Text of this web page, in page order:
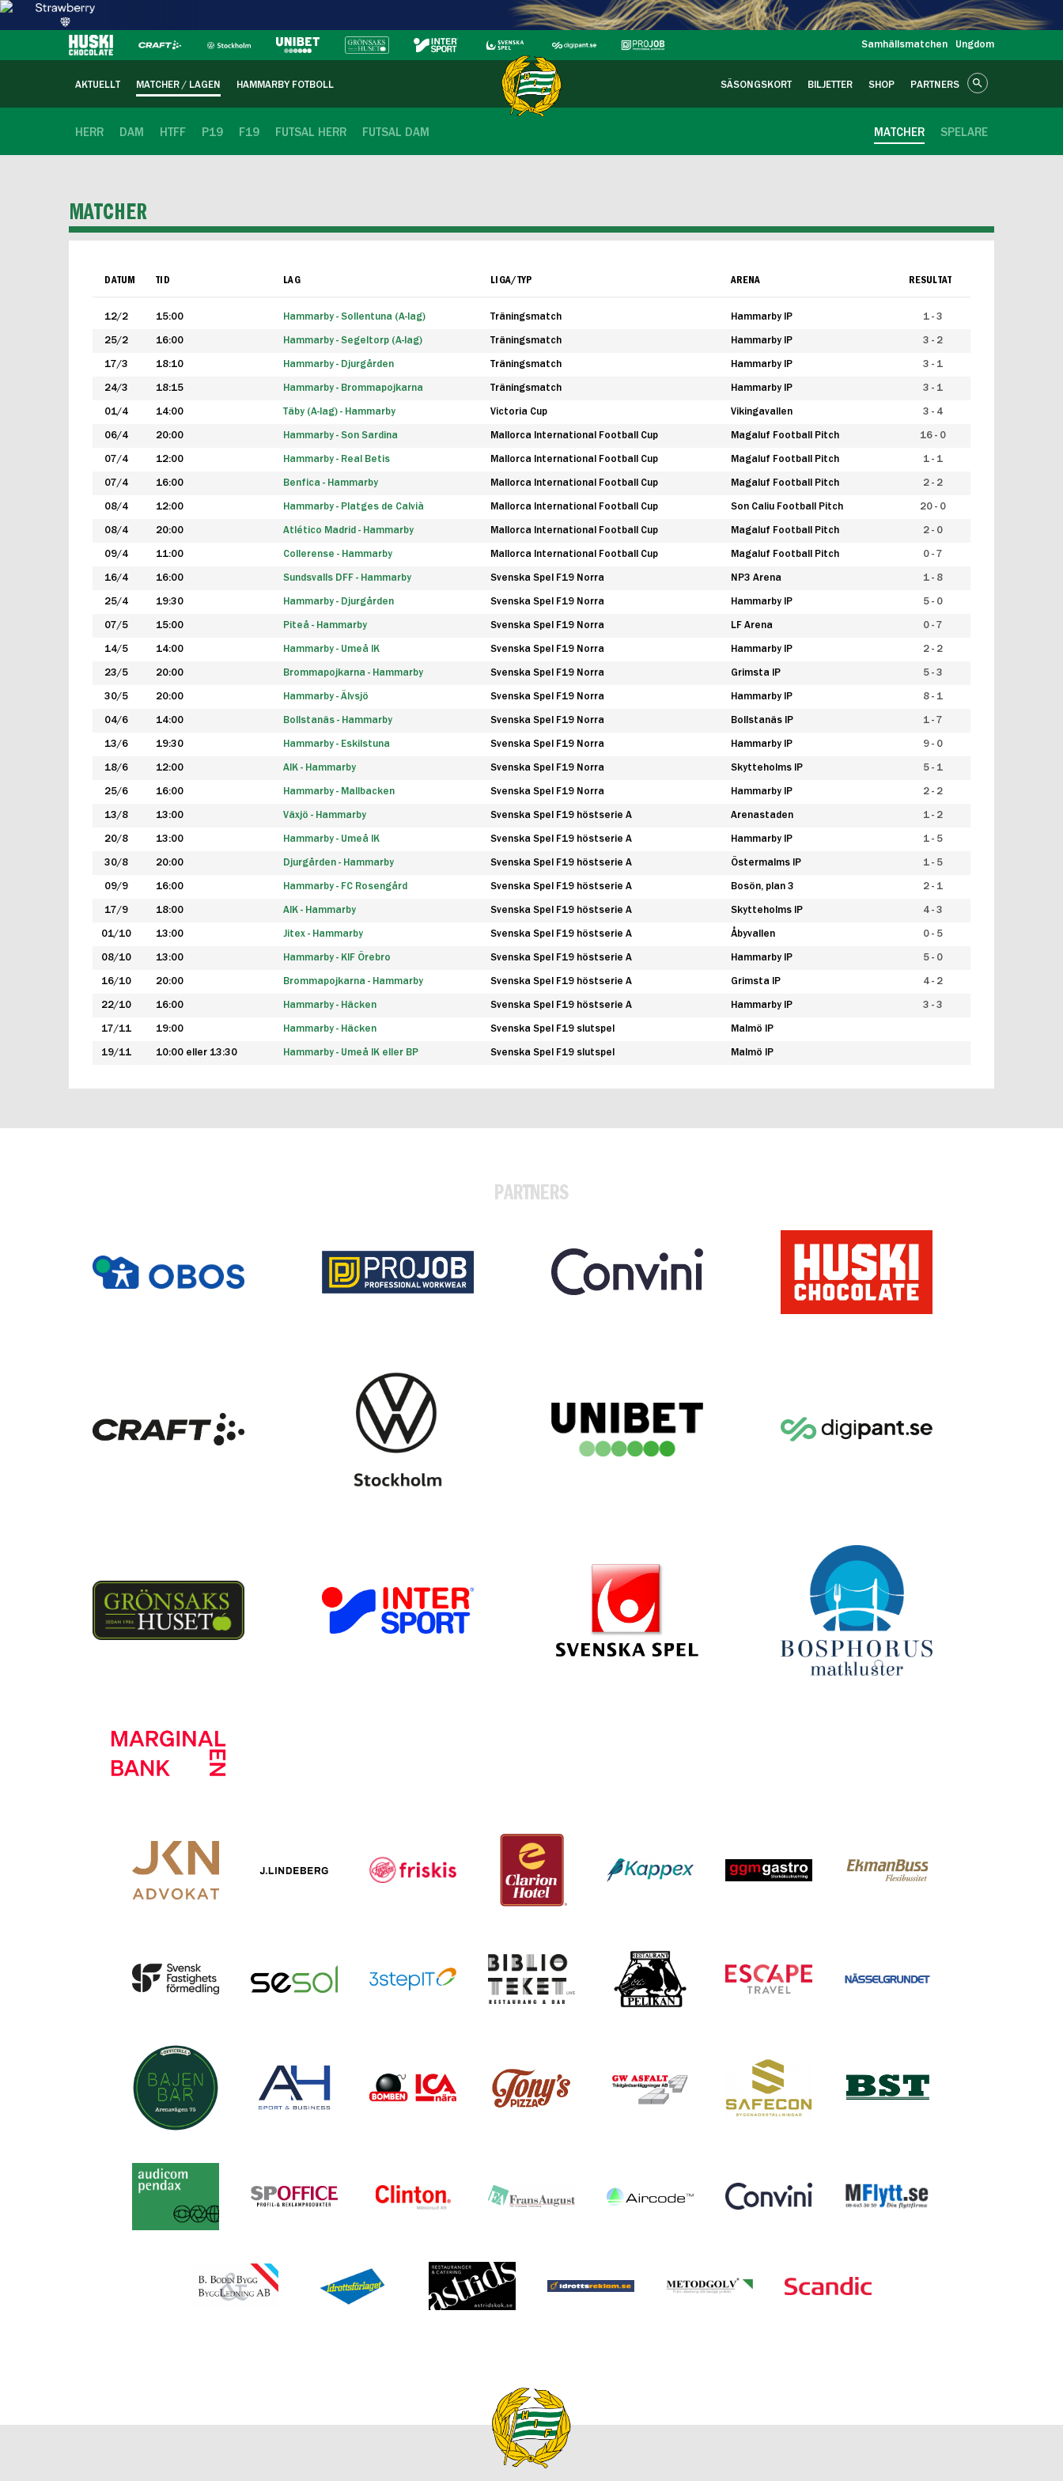
Samhällsmatchen Ungdom
AKTUELLT MATCHER / LAGEN HAMMARBY FOTBOLL SÄSONGSKORT BILJETTER SHOP PARTNERS
HERR DAM HTFF P19 F19 FUTSAL HERR FUTSAL DAM SPELARE
MATCHER
MATCHER
DATUM TID LAG LIGA/TYP ARENA RESULTAT
12/2 15:00 Hammarby - Sollentuna (A-lag) Träningsmatch Hammarby IP 1 - 3
25/2 16:00 Hammarby - Segeltorp (A-lag) Träningsmatch Hammarby IP 3 - 2
17/3 18:10 Hammarby - Djurgården Träningsmatch Hammarby IP 3 - 1
24/3 18:15 Hammarby - Brommapojkarna Träningsmatch Hammarby IP 3 - 1
01/4 14:00 Täby (A-lag) - Hammarby Victoria Cup Vikingavallen 3 - 4
06/4 20:00 Hammarby - Son Sardina Mallorca International Football Cup Magaluf Football Pitch 16 - 0
07/4 12:00 Hammarby - Real Betis Mallorca International Football Cup Magaluf Football Pitch 1 - 1
07/4 16:00 Benfica - Hammarby Mallorca International Football Cup Magaluf Football Pitch 2 - 2
08/4 12:00 Hammarby - Platges de Calvià Mallorca International Football Cup Son Caliu Football Pitch 20 - 0
08/4 20:00 Atlético Madrid - Hammarby Mallorca International Football Cup Magaluf Football Pitch 2 - 0
09/4 11:00 Collerense - Hammarby Mallorca International Football Cup Magaluf Football Pitch 0 - 7
16/4 16:00 Sundsvalls DFF - Hammarby Svenska Spel F19 Norra NP3 Arena 1 - 8
25/4 19:30 Hammarby - Djurgården Svenska Spel F19 Norra Hammarby IP 5 - 0
07/5 15:00 Piteå - Hammarby Svenska Spel F19 Norra LF Arena 0 - 7
14/5 14:00 Hammarby - Umeå IK Svenska Spel F19 Norra Hammarby IP 2 - 2
23/5 20:00 Brommapojkarna - Hammarby Svenska Spel F19 Norra Grimsta IP 5 - 3
30/5 20:00 Hammarby - Älvsjö Svenska Spel F19 Norra Hammarby IP 8 - 1
04/6 14:00 Bollstanäs - Hammarby Svenska Spel F19 Norra Bollstanäs IP 1 - 7
13/6 19:30 Hammarby - Eskilstuna Svenska Spel F19 Norra Hammarby IP 9 - 0
18/6 12:00 AIK - Hammarby Svenska Spel F19 Norra Skytteholms IP 5 - 1
25/6 16:00 Hammarby - Mallbacken Svenska Spel F19 Norra Hammarby IP 2 - 2
13/8 13:00 Växjö - Hammarby Svenska Spel F19 höstserie A Arenastaden 1 - 2
20/8 13:00 Hammarby - Umeå IK Svenska Spel F19 höstserie A Hammarby IP 1 - 5
30/8 20:00 Djurgården - Hammarby Svenska Spel F19 höstserie A Östermalms IP 1 - 5
09/9 16:00 Hammarby - FC Rosengård Svenska Spel F19 höstserie A Bosön, plan 3 2 - 1
17/9 18:00 AIK - Hammarby Svenska Spel F19 höstserie A Skytteholms IP 4 - 3
01/10 13:00 Jitex - Hammarby Svenska Spel F19 höstserie A Åbyvallen 0 - 5
08/10 13:00 Hammarby - KIF Örebro Svenska Spel F19 höstserie A Hammarby IP 5 - 0
16/10 20:00 Brommapojkarna - Hammarby Svenska Spel F19 höstserie A Grimsta IP 4 - 2
22/10 16:00 Hammarby - Häcken Svenska Spel F19 höstserie A Hammarby IP 3 - 3
17/11 19:00 Hammarby - Häcken Svenska Spel F19 slutspel Malmö IP
19/11 10:00 eller 13:30 Hammarby - Umeå IK eller BP Svenska Spel F19 slutspel Malmö IP
PARTNERS